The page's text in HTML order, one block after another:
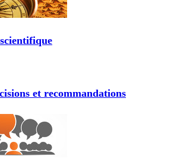
et recommandations